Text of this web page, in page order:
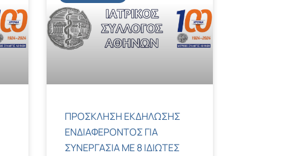
ΠΡΟΣΚΛΗΣΗ ΕΚΔΗΛΩΣΗΣ
ΕΝΔΙΑΦΕΡΟΝΤΟΣ ΓΙΑ
ΣΥΝΕΡΓΑΣΙΑ ΜΕ 8 ΙΔΙΩΤΕΣ